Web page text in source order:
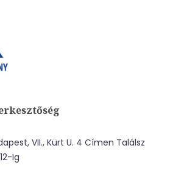
VII., Kürt U. 4 Címen Találsz
Ig